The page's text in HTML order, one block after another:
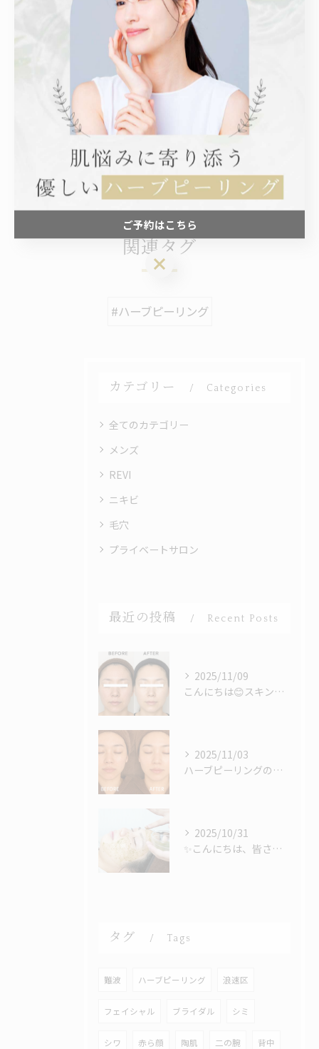
#信頼のサロン
#予約受付中
< 前のページ 一覧に戻る 次のページ >
関連タグ
#ハーブピーリング
カテゴリー Categories
全てのカテゴリー
メンズ
REVI
ニキビ
毛穴
プライベートサロン
最近の投稿 Recent Posts
2025/11/09
こんにちは😊スキンケアにお悩みの皆様へ、素晴らしいお知らせが...
2025/11/03
ハーブピーリングの施術は、肌質改善に絶大な効果をもたらします...
2025/10/31
✨こんにちは、皆さま！✨
タグ Tags
難波 ハーブピーリング 浪速区
フェイシャル ブライダル シミ
シワ 赤ら顔 陶肌 二の腕 背中
ご予約はこちら
ご予約はこちら